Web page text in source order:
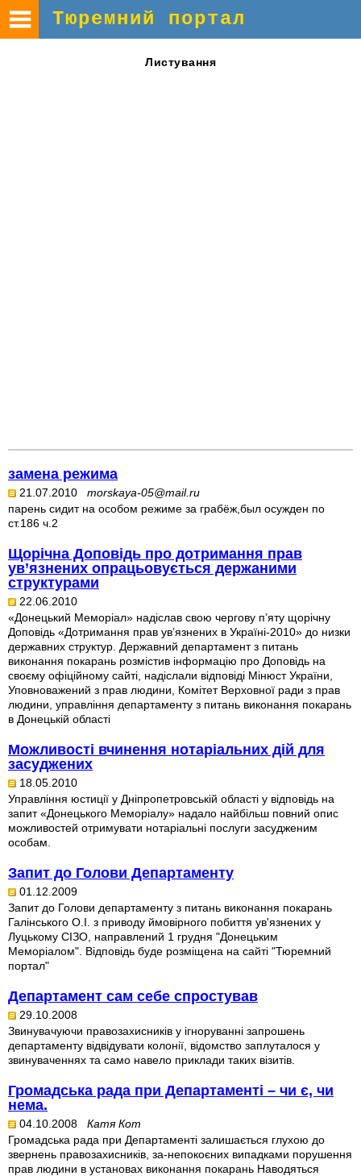
Тюремний портал
Листування
замена режима
21.07.2010 morskaya-05@mail.ru
парень сидит на особом режиме за грабёж,был осужден по
ст.186 ч.2
Щорічна Доповідь про дотримання прав
ув’язнених опрацьовується держаними
структурами
22.06.2010
«Донецький Меморіал» надіслав свою чергову п’яту щорічну
Доповідь «Дотримання прав ув’язнених в Україні-2010» до низки
державних структур. Державний департамент з питань
виконання покарань розмістив інформацію про Доповідь на
своєму офіційному сайті, надіслали відповіді Мінюст України,
Уповноважений з прав людини, Комітет Верховної ради з прав
людини, управління департаменту з питань виконання покарань
в Донецькій області
Можливості вчинення нотаріальних дій для
засуджених
18.05.2010
Управління юстиції у Дніпропетровській області у відповідь на
запит «Донецького Меморіалу» надало найбільш повний опис
можливостей отримувати нотаріальні послуги засудженим
особам.
Запит до Голови Департаменту
01.12.2009
Запит до Голови департаменту з питань виконання покарань
Галінського О.І. з приводу ймовірного побиття ув'язнених у
Луцькому СІЗО, направлений 1 грудня "Донецьким
Меморіалом". Відповідь буде розміщена на сайті "Тюремний
портал"
Департамент сам себе спростував
29.10.2008
Звинувачуючи правозахисників у ігноруванні запрошень
департаменту відвідувати колонії, відомство заплуталося у
звинуваченнях та само навело приклади таких візитів.
Громадська рада при Департаменті – чи є, чи
нема.
04.10.2008 Катя Кот
Громадська рада при Департаменті залишається глухою до
звернень правозахисників, за-непокоєних випадками порушення
прав людини в установах виконання покарань Наводяться